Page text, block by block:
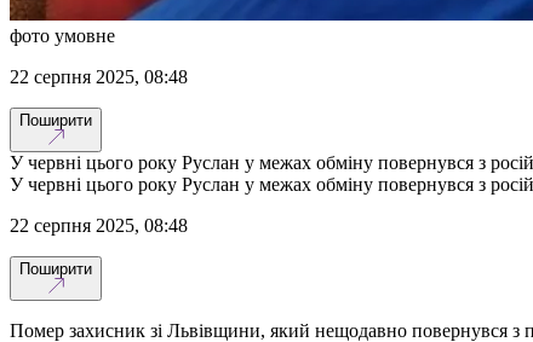
фото умовне
22 серпня 2025, 08:48
Поширити
У червні цього року Руслан у межах обміну повернувся з
У червні цього року Руслан у межах обміну повернувся з
22 серпня 2025, 08:48
Поширити
Помер захисник зі Львівщини, який нещодавно повернувся з